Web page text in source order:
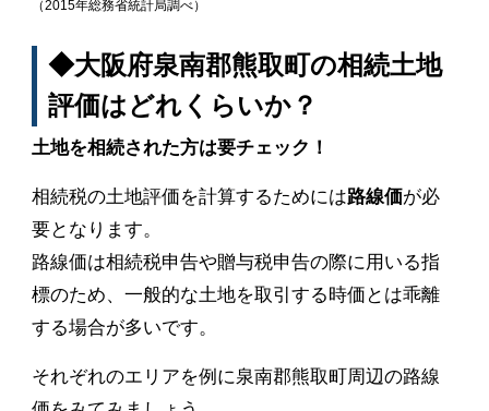
（2015年総務省統計局調べ）
◆大阪府泉南郡熊取町の相続土地
評価はどれくらいか？
土地を相続された方は要チェック！
相続税の土地評価を計算するためには路線価が必
要となります。
路線価は相続税申告や贈与税申告の際に用いる指
標のため、一般的な土地を取引する時価とは乖離
する場合が多いです。
それぞれのエリアを例に泉南郡熊取町周辺の路線